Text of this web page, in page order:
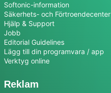
Softonic-information
Säkerhets- och Förtroendecenter
Hjälp & Support
Jobb
Editorial Guidelines
Lägg till din programvara / app
Verktyg online
Reklam